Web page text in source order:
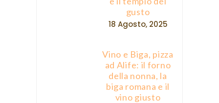
gusto
18 Agosto, 2025
Vino e Biga, pizza
ad Alife: il forno
della nonna, la
biga romana e il
vino giusto